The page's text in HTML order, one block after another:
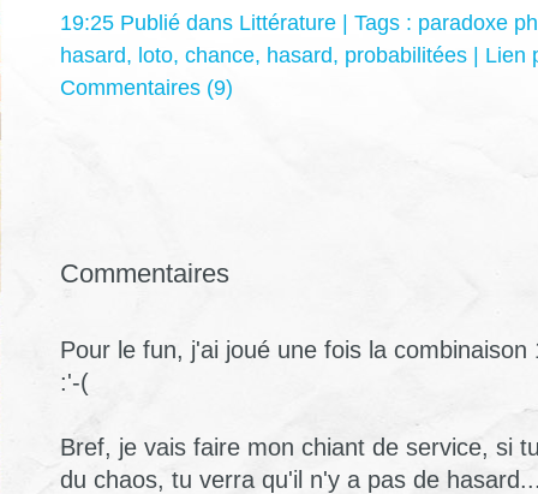
19:25 Publié dans Littérature | Tags : paradoxe
hasard, loto, chance, hasard, probabilitées
Lien
Commentaires (9)
Commentaires
Pour le fun, j'ai joué une fois la
:'-(
Bref, je vais faire mon chiant de service, si
du chaos, tu verra qu'il n'y a pas de